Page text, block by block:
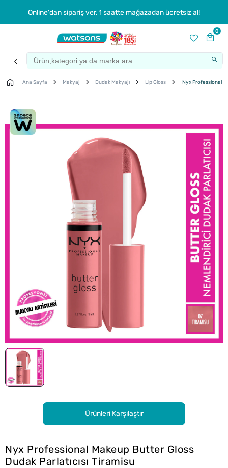
Online'dan sipariş ver, 1 saatte mağazadan ücretsiz al!
0
Ana Sayfa Makyaj Dudak Makyajı Lip Gloss Nyx Professional
Ürünleri Karşılaştır
Nyx Professional Makeup Butter Gloss
Dudak Parlatıcısı Tiramisu